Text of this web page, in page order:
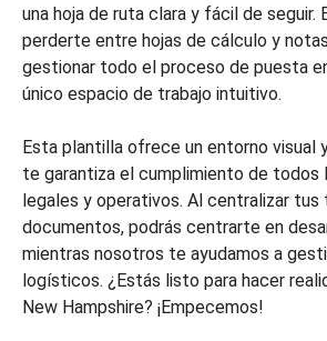
una hoja de ruta clara y fácil de seguir.
perderte entre hojas de cálculo y
gestionar todo el proceso de puesta
único espacio de trabajo intuitivo.
Esta plantilla ofrece un entorno visual
te garantiza el cumplimiento de todos
legales y operativos. Al centralizar tus
documentos, podrás centrarte en
mientras nosotros te ayudamos a
logísticos. ¿Estás listo para hacer
New Hampshire? ¡Empecemos!